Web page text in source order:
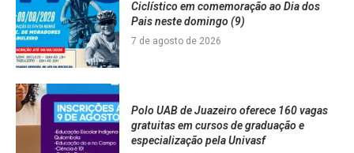
Ciclístico em comemoração ao Dia dos
Pais neste domingo (9)
7 de agosto de 2026
Polo UAB de Juazeiro oferece 160 vagas
gratuitas em cursos de graduação e
especialização pela Univasf